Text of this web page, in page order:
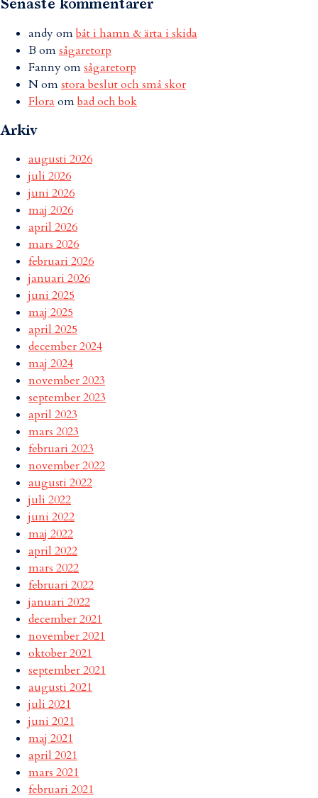
Senaste kommentarer
andyombåt i hamn & ärta i skida
B omsågaretorp
Fannyomsågaretorp
Nomstora beslut och små skor
Flora ombad och bok
Arkiv
augusti 2026
juli 2026
juni 2026
maj 2026
april 2026
mars 2026
februari 2026
januari 2026
juni 2025
maj 2025
april 2025
december 2024
maj 2024
november 2023
september 2023
april 2023
mars 2023
februari 2023
november 2022
augusti 2022
juli 2022
juni 2022
maj 2022
april 2022
mars 2022
februari 2022
januari 2022
december 2021
november 2021
oktober 2021
september 2021
augusti 2021
juli 2021
juni 2021
maj 2021
april 2021
mars 2021
februari 2021